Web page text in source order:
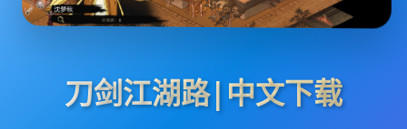
刀剑江湖路|中文下载